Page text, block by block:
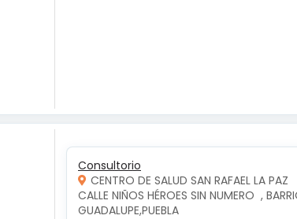
Consultorio
CENTRO DE SALUD SAN RAFAEL LA PAZ
CALLE NIÑOS HÉROES SIN NUMERO  ,
GUADALUPE,PUEBLA